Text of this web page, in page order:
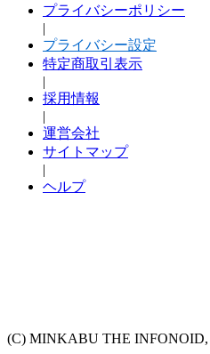
プライバシーポリシー
|
プライバシー設定
特定商取引表示
|
採用情報
|
運営会社
サイトマップ
|
ヘルプ
(C) MINKABU THE INFONOID,